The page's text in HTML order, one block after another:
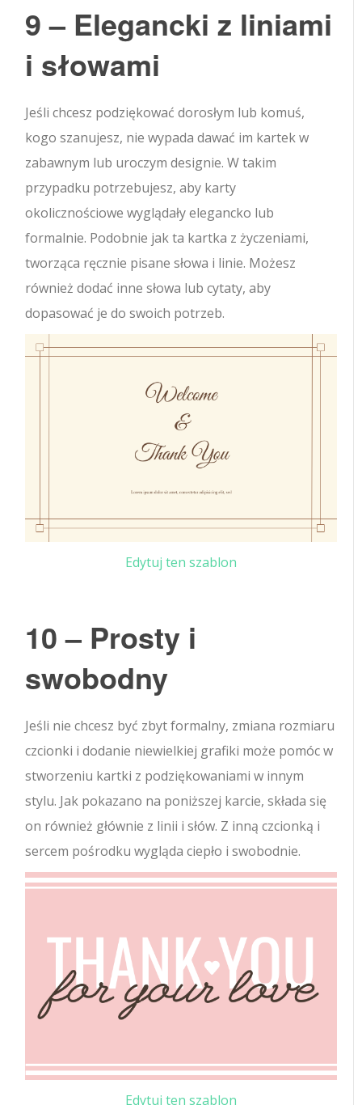
9 – Elegancki z liniami
i słowami
Jeśli chcesz podziękować dorosłym lub komuś,
kogo szanujesz, nie wypada dawać im kartek w
zabawnym lub uroczym designie. W takim
przypadku potrzebujesz, aby karty
okolicznościowe wyglądały elegancko lub
formalnie. Podobnie jak ta kartka z życzeniami,
tworząca ręcznie pisane słowa i linie. Możesz
również dodać inne słowa lub cytaty, aby
dopasować je do swoich potrzeb.
Edytuj ten szablon
10 – Prosty i
swobodny
Jeśli nie chcesz być zbyt formalny, zmiana rozmiaru
czcionki i dodanie niewielkiej grafiki może pomóc w
stworzeniu kartki z podziękowaniami w innym
stylu. Jak pokazano na poniższej karcie, składa się
on również głównie z linii i słów. Z inną czcionką i
sercem pośrodku wygląda ciepło i swobodnie.
Edytuj ten szablon